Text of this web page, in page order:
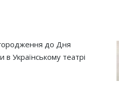
до Дня
в Українському театрі